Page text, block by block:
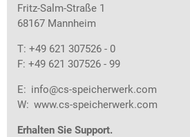
Fritz-Salm-Straße 1
68167 Mannheim
T: +49 621 307526 - 0
F: +49 621 307526 - 99
E: info@cs-speicherwerk.com
W: www.cs-speicherwerk.com
Erhalten Sie Support.